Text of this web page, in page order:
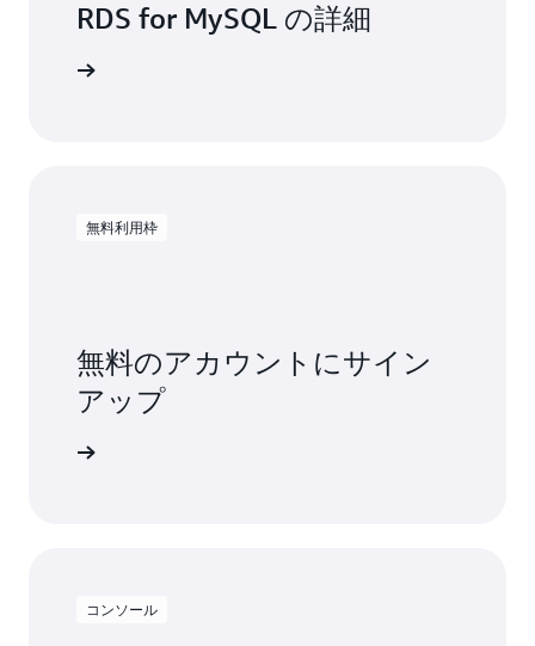
RDS for MySQL の詳細
無料利用枠
無料のアカウントにサイン
アップ
コンソール